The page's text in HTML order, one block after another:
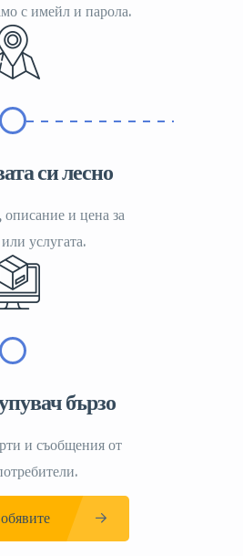
с имейл и парола.
си лесно
и цена за
услугата.
бързо
и съобщения от